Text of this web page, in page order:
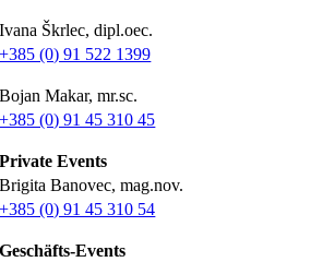
Ivana Škrlec, dipl.oec.
+385 (0) 91 522 1399
Bojan Makar, mr.sc.
+385 (0) 91 45 310 45
Private Events
Brigita Banovec, mag.nov.
+385 (0) 91 45 310 54
Geschäfts-Events